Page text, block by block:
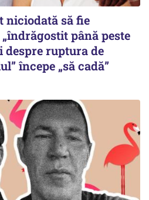
niciodată să fie
până peste
despre ruptura de
începe „să cadă”